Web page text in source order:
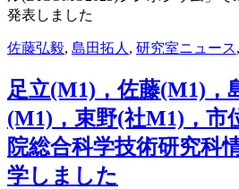
発表しました
佐藤弘毅, 島田拓人 , 研究室ニュース,
足立(M1)，佐藤(M1)，
(M1)，束野(社M1)，市
院総合科学技術研究科
学しました